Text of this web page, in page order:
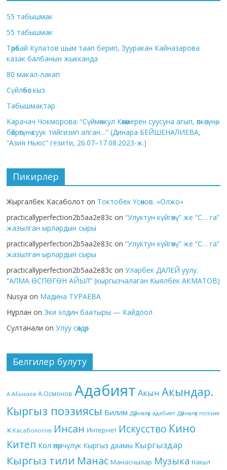
55 табышмак
55 табышмак
Төрөбай Кулатов шым таап берип, Зууракан Кайназарова
казак балбанын жыкканда
80 макал-лакап
Сүйлөбөс кыз
Табышмактар
Карачач Чокморова: “Сүймөнкул Көкөмерен суусуна агып, өпкөсүнө,
бөйрөгүнө суук тийгизип алган…” (Динара БЕЙШЕНАЛИЕВА,
“Азия Ньюс” гезити, 26.07–17.08.2023-ж.)
Пикирлер
Жыргалбек Касаболот on Токтобек Үсөнов. «Олжо»
practicallyperfection2b5aa2e83c on“Улуктун күйгөнү” же “С… га”
жазылган ырлардын сыры
practicallyperfection2b5aa2e83c on“Улуктун күйгөнү” же “С… га”
жазылган ырлардын сыры
practicallyperfection2b5aa2e83c onУларбек ДАЛЕЙ уулу.
“АЛМА ӨСПӨГӨН АЙЫЛ” (кыргызчалаган Кыялбек АКМАТОВ)
Nusya on Мадина ТУРАЕВА
Нұрлан on Эки элдин баатыры — Кайдоол
Султанали onУлуу сөздөр
Белгилер булуту
А.Абыкаев А.Осмонов Адабият Акын Акындар.
Кыргыз поэзиясы Билим Дүйнөлүк адабият Дүйнөлүк поэзия
Ж.Касаболотов Инсан Интернет Искусство Кино
Китеп Кол өнөрчүлүк Кыргыз даамы Кыргыздар
Кыргыз тили Манас Манасчылар Музыка Накыл